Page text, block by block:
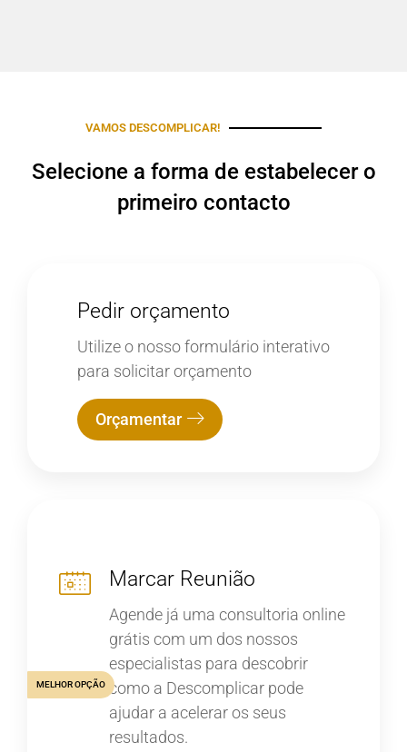
VAMOS DESCOMPLICAR!
Selecione a forma de estabelecer o
primeiro contacto
Pedir orçamento
Utilize o nosso formulário interativo
para solicitar orçamento
Orçamentar
Marcar Reunião
Agende já uma consultoria online
grátis com um dos nossos
especialistas para descobrir
como a Descomplicar pode
ajudar a acelerar os seus
resultados.
MELHOR OPÇÃO